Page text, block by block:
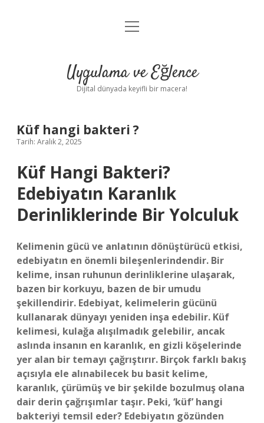
Anasayfa
Yasal Uyarı
menüyü
Uygulama ve Eğlence
Dijital dünyada keyifli bir macera!
Küf hangi bakteri ?
Tarih: Aralık 2, 2025
Küf Hangi Bakteri?
Edebiyatın Karanlık
Derinliklerinde Bir Yolculuk
Kelimenin gücü ve anlatının dönüştürücü etkisi,
edebiyatın en önemli bileşenlerindendir. Bir
kelime, insan ruhunun derinliklerine ulaşarak,
bazen bir korkuyu, bazen de bir umudu
şekillendirir. Edebiyat, kelimelerin gücünü
kullanarak dünyayı yeniden inşa edebilir. Küf
kelimesi, kulağa alışılmadık gelebilir, ancak
aslında insanın en karanlık, en gizli köşelerinde
yer alan bir temayı çağrıştırır. Birçok farklı bakış
açısıyla ele alınabilecek bu basit kelime,
karanlık, çürümüş ve bir şekilde bozulmuş olana
dair derin çağrışımlar taşır. Peki, ‘küf’ hangi
bakteriyi temsil eder? Edebiyatın gözünden